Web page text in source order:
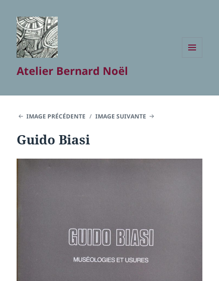
Atelier Bernard Noël
IMAGE PRÉCÉDENTE IMAGE SUIVANTE
Guido Biasi